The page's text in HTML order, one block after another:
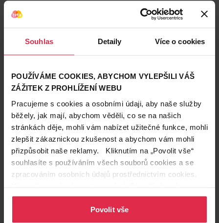
Souhlas Detaily Více o cookies
POUŽÍVÁME COOKIES, ABYCHOM VYLEPŠILI VÁŠ
ZÁŽITEK Z PROHLÍŽENÍ WEBU
Pracujeme s cookies a osobními údaji, aby naše služby
běžely, jak mají, abychom věděli, co se na našich
stránkách děje, mohli vám nabízet užitečné funkce, mohli
zlepšit zákaznickou zkušenost a abychom vám mohli
přizpůsobit naše reklamy. Kliknutím na „Povolit vše“
souhlasíte s používáním všech souborů cookies a se
zpracováním osobních údajů prostřednictvím cookies.
osobních údajů.
Povolit vše
🛒Nivea Derma Skin Clear Noční exfoliační pleťový
peeling